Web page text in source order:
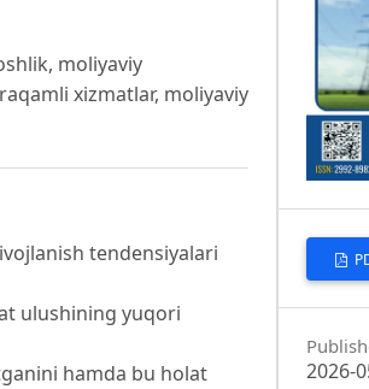
moliyaviy
xizmatlar, moliyaviy
tendensiyalari
ulushining yuqori
hamda bu holat
2026-